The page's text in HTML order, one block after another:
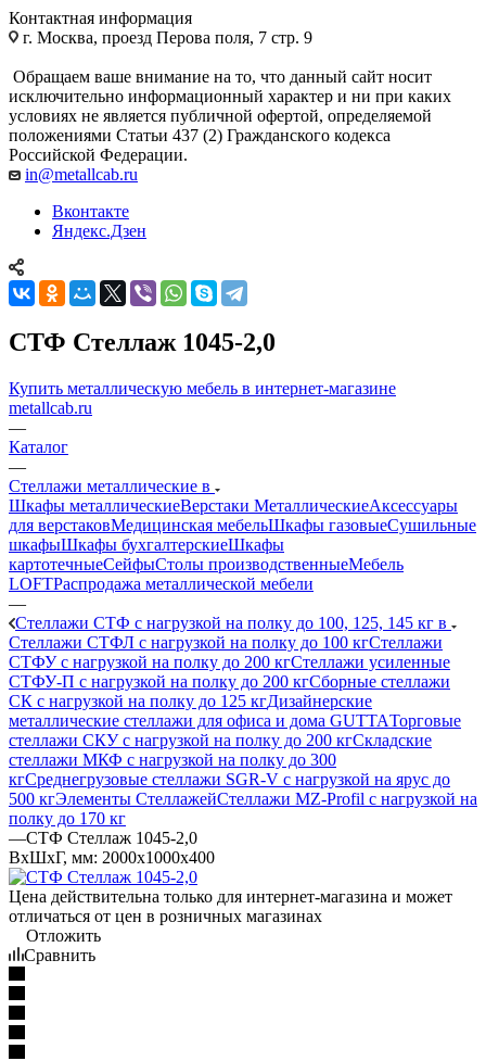
Контактная информация
г. Москва, проезд Перова поля, 7 стр. 9
Обращаем ваше внимание на то, что данный сайт носит
исключительно информационный характер и ни при каких
условиях не является публичной офертой, определяемой
положениями Статьи 437 (2) Гражданского кодекса
Российской Федерации.
in@metallcab.ru
Вконтакте
Яндекс.Дзен
СТФ Стеллаж 1045-2,0
Купить металлическую мебель в интернет-магазине
metallcab.ru
—
Каталог
—
Стеллажи металлические в
Шкафы металлическиеВерстаки МеталлическиеАксессуары
для верстаковМедицинская мебельШкафы газовыеСушильные
шкафыШкафы бухгалтерскиеШкафы
картотечныеСейфыСтолы производственныеМебель
LOFTРаспродажа металлической мебели
—
Стеллажи СТФ с нагрузкой на полку до 100, 125, 145 кг в
Стеллажи СТФЛ с нагрузкой на полку до 100 кгСтеллажи
СТФУ с нагрузкой на полку до 200 кгСтеллажи усиленные
СТФУ-П с нагрузкой на полку до 200 кгСборные стеллажи
СК с нагрузкой на полку до 125 кгДизайнерские
металлические стеллажи для офиса и дома GUTTAТорговые
стеллажи СКУ с нагрузкой на полку до 200 кгСкладские
стеллажи МКФ с нагрузкой на полку до 300
кгСреднегрузовые стеллажи SGR-V с нагрузкой на ярус до
500 кгЭлементы СтеллажейСтеллажи MZ-Profil с нагрузкой на
полку до 170 кг
—СТФ Стеллаж 1045-2,0
ВхШхГ, мм: 2000x1000x400
Цена действительна только для интернет-магазина и может
отличаться от цен в розничных магазинах
Отложить
Сравнить